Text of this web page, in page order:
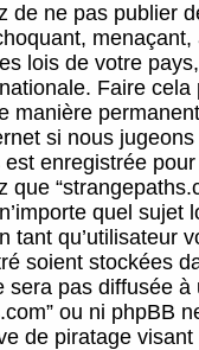
de ne pas publier
lois de votre
Faire
manière
si nous
est enregistrée
que
quel sujet
tant qu’utilisateur
soient stockées
sera pas diffusée
ou ni phpBB
de piratage